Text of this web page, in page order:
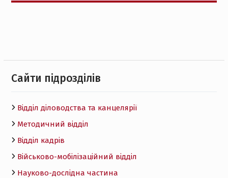
Cайти підрозділів
Відділ діловодства та канцелярії
Методичний відділ
Відділ кадрів
Військово-мобілізаційний відділ
Науково-дослідна частина